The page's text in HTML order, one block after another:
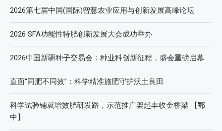
2026第七届中国(国际)智慧农业应用与创新发展高峰论坛
2026 SFA功能性特肥创新发展大会成功举办
2026中国新疆种子交易会：种业科创新征程，盛会重磅启幕
直面“同肥不同效”：科学精准施肥守护沃土良田
科学试验铺就增效肥研发路，示范推广架起丰收金桥梁 【鄂
中】